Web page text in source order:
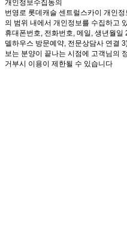
개인정보수집동의
번영로 롯데캐슬 센트럴스카이 개인
의 범위 내에서 개인정보를 수집하고
휴대폰번호, 전화번호, 메일, 생년월
델하우스 방문예약, 전문상담사 연결
보는 분양이 끝나는 시점에 고객님의
거부시 이용이 제한될 수 있습니다